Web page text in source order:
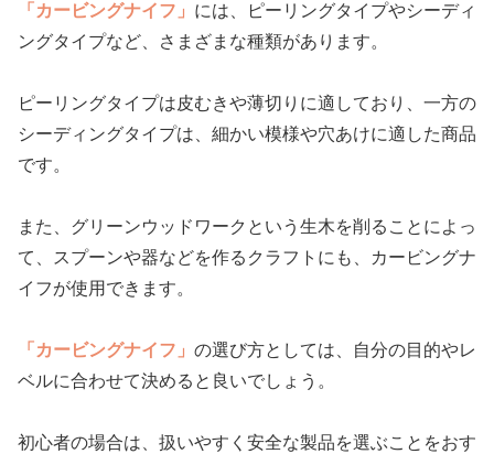
「カービングナイフ」 には、ピーリングタイプやシーディ
ングタイプなど、さまざまな種類があります。
ピーリングタイプは皮むきや薄切りに適しており、一方の
シーディングタイプは、細かい模様や穴あけに適した商品
です。
また、グリーンウッドワークという生木を削ることによっ
て、スプーンや器などを作るクラフトにも、カービングナ
イフが使用できます。
「カービングナイフ」 の選び方としては、自分の目的やレ
ベルに合わせて決めると良いでしょう。
初心者の場合は、扱いやすく安全な製品を選ぶことをおす